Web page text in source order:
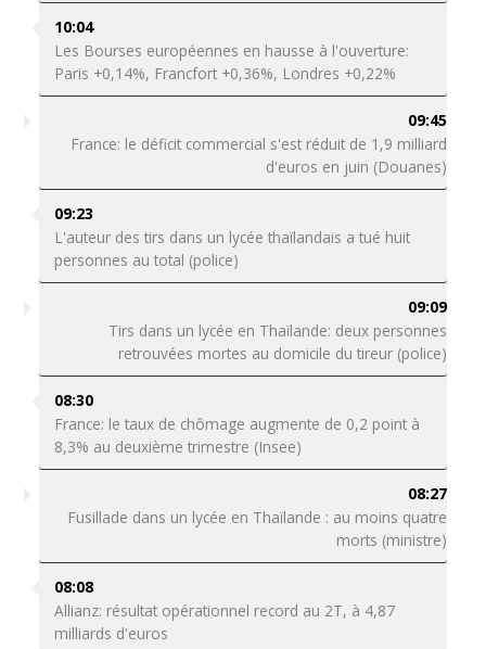
10:04
Les Bourses européennes en hausse à l'ouverture:
Paris +0,14%, Francfort +0,36%, Londres +0,22%
09:45
France: le déficit commercial s'est réduit de 1,9 milliard
d'euros en juin (Douanes)
09:23
L'auteur des tirs dans un lycée thaïlandais a tué huit
personnes au total (police)
09:09
Tirs dans un lycée en Thaïlande: deux personnes
retrouvées mortes au domicile du tireur (police)
08:30
France: le taux de chômage augmente de 0,2 point à
8,3% au deuxième trimestre (Insee)
08:27
Fusillade dans un lycée en Thaïlande : au moins quatre
morts (ministre)
08:08
Allianz: résultat opérationnel record au 2T, à 4,87
milliards d'euros